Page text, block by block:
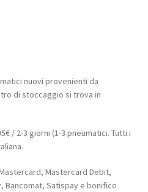
nuovi provenienti da
di stoccaggio si trova in
/ 2-3 giorni (1-3 pneumatici. Tutti i
Mastercard Debit,
Bancomat, Satispay e bonifico